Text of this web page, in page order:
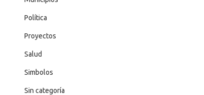
Política
Proyectos
Salud
Simbolos
Sin categoría